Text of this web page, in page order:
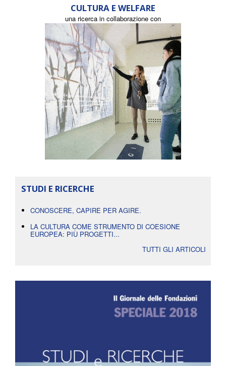
CULTURA E WELFARE
una ricerca in collaborazione con
STUDI E RICERCHE
CONOSCERE, CAPIRE PER AGIRE.
LA CULTURA COME STRUMENTO DI COESIONE
EUROPEA: PIÙ PROGETTI...
TUTTI GLI ARTICOLI